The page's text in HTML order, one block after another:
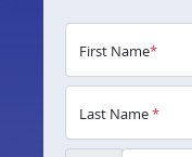
First Name*
Last Name*